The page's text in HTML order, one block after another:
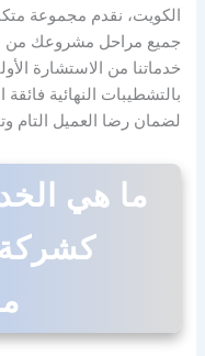
الكويت، نقدم مجموعة
جميع مراحل مشروعك من
خدماتنا من الاستشارة
بالتشطيبات النهائية
لضمان رضا العميل التام
ما هي